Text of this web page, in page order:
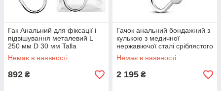
Гак Анальний для фіксації і
підвішування металевий L
250 мм D 30 мм Talla
Немає в наявності
892 ₴
Гачок анальний бондажний з
кулькою з медичної
нержавіючої сталі сріблястого
кольору Loveshop Bondage
Talla
Немає в наявності
2 195 ₴